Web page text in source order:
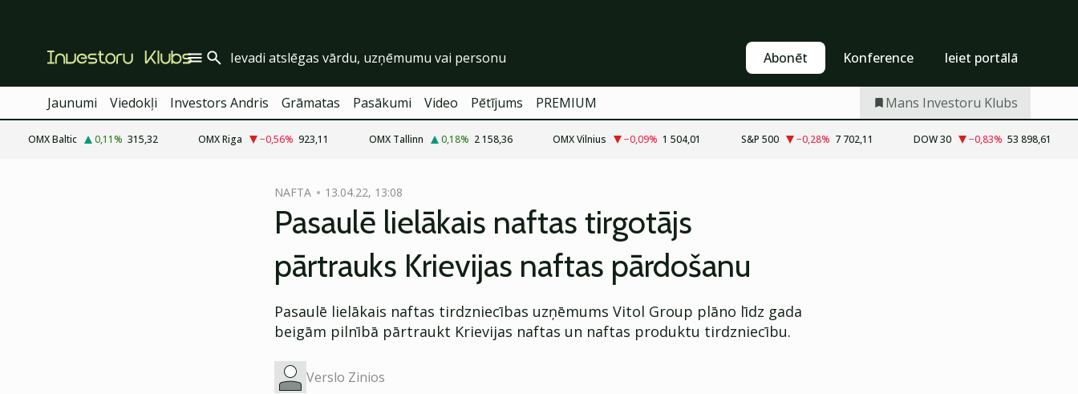
Abonēt Konference Ieiet portālā
Jaunumi Viedokļi Investors Andris Grāmatas Pasākumi Video Pētījums PREMIUM Mans Investoru Klubs
OMX Baltic 0,11% 315,32 OMX Riga −0,56% 923,11 OMX Tallinn 0,18% 2 158,36 OMX Vilnius −0,09% 1 504,01 S&P 500 −0,28% 7 702,11 DOW 30 −0,83% 53 898,61
NAFTA 13.04.22, 13:08
Pasaulē lielākais naftas tirgotājs
pārtrauks Krievijas naftas pārdošanu
Pasaulē lielākais naftas tirdzniecības uzņēmums Vitol Group plāno līdz gada
beigām pilnībā pārtraukt Krievijas naftas un naftas produktu tirdzniecību.
Verslo Zinios